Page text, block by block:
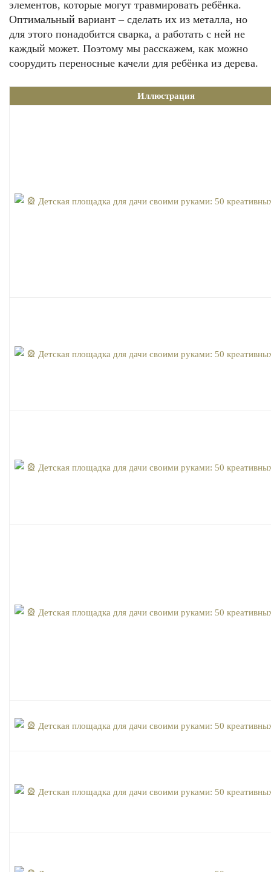
элементов, которые могут травмировать ребёнка.
Оптимальный вариант – сделать их из металла, но
для этого понадобится сварка, а работать с ней не
каждый может. Поэтому мы расскажем, как можно
соорудить переносные качели для ребёнка из дерева.
Иллюстрация